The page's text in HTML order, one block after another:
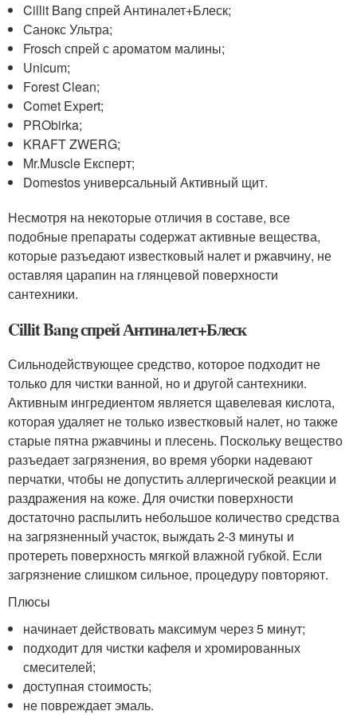
Cillit Bang спрей Антиналет+Блеск;
Санокс Ультра;
Frosch спрей с ароматом малины;
Unicum;
Forest Clean;
Comet Expert;
PRObirka;
KRAFT ZWERG;
Mr.Muscle Експерт;
Domestos универсальный Активный щит.
Несмотря на некоторые отличия в составе, все
подобные препараты содержат активные вещества,
которые разъедают известковый налет и ржавчину, не
оставляя царапин на глянцевой поверхности
сантехники.
Cillit Bang спрей Антиналет+Блеск
Сильнодействующее средство, которое подходит не
только для чистки ванной, но и другой сантехники.
Активным ингредиентом является щавелевая кислота,
которая удаляет не только известковый налет, но также
старые пятна ржавчины и плесень. Поскольку вещество
разъедает загрязнения, во время уборки надевают
перчатки, чтобы не допустить аллергической реакции и
раздражения на коже. Для очистки поверхности
достаточно распылить небольшое количество средства
на загрязненный участок, выждать 2-3 минуты и
протереть поверхность мягкой влажной губкой. Если
загрязнение слишком сильное, процедуру повторяют.
Плюсы
начинает действовать максимум через 5 минут;
подходит для чистки кафеля и хромированных
смесителей;
доступная стоимость;
не повреждает эмаль.